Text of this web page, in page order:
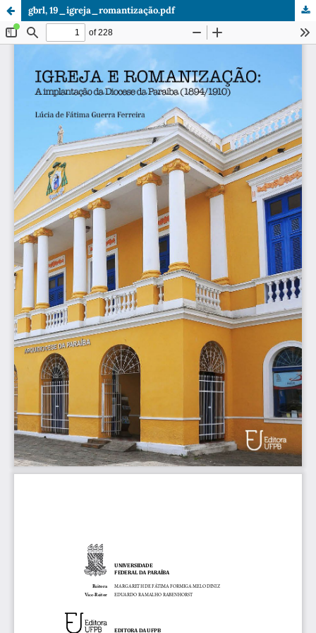
gbrl, 19_igreja_romantização.pdf